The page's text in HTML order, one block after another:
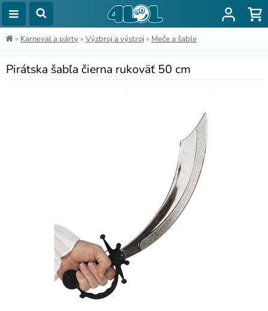
» Karneval a párty » Výzbroj a výstroj » Meče a šable
Pirátska šabľa čierna rukoväť 50 cm